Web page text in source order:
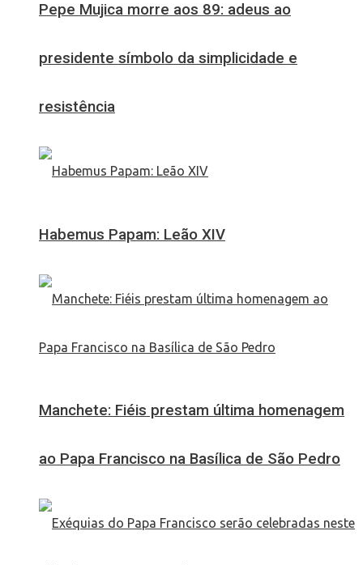
Pepe Mujica morre aos 89: adeus ao
presidente símbolo da simplicidade e
resistência
Habemus Papam: Leão XIV
Manchete: Fiéis prestam última homenagem
ao Papa Francisco na Basílica de São Pedro